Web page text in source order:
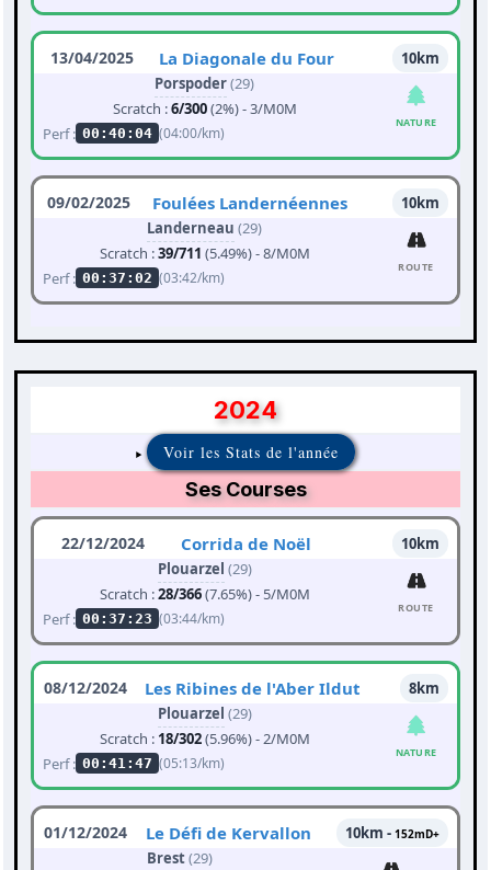
13/04/2025 La Diagonale du Four
10km
Porspoder(29)
Scratch :6/300(2%) - 3/M0M
Perf : 00:40:04 (04:00/km)
NATURE
09/02/2025 Foulées Landernéennes
10km
Landerneau (29)
Scratch :39/711 (5.49%) - 8/M0M
Perf : 00:37:02 (03:42/km)
ROUTE
2024
Voir les Stats de l'année
Ses Courses
22/12/2024 Corrida de Noël
10km
Plouarzel (29)
Scratch :28/366(7.65%) - 5/M0M
Perf : 00:37:23 (03:44/km)
ROUTE
08/12/2024 Les Ribines de l'Aber Ildut
8km
Plouarzel (29)
Scratch : 18/302(5.96%) - 2/M0M
Perf : 00:41:47 (05:13/km)
NATURE
01/12/2024 Le Défi de Kervallon 10km - 152mD+
Brest(29)